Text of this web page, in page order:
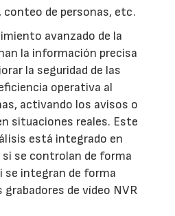
conteo de personas, etc.
avanzado de la
la información precisa
la seguridad de las
operativa al
activando los avisos o
situaciones reales. Este
está integrado en
se controlan de forma
se integran de forma
grabadores de vídeo NVR